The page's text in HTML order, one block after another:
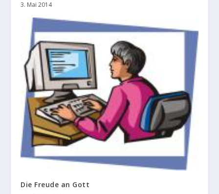
3. Mai 2014
Die Freude an Gott